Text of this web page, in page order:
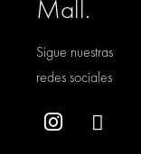
Mall.
Sigue nuestras
redes sociales